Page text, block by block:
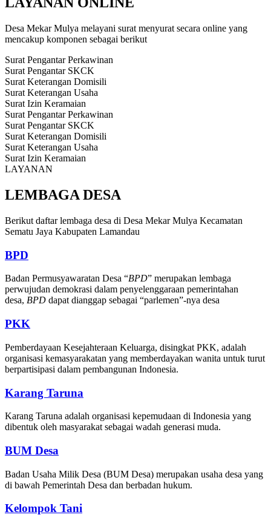
Desa Mekar Mulya melayani surat menyurat secara online yang
mencakup komponen sebagai berikut
Surat Pengantar Perkawinan
Surat Pengantar SKCK
Surat Keterangan Domisili
Surat Keterangan Usaha
Surat Izin Keramaian
Surat Pengantar Perkawinan
Surat Pengantar SKCK
Surat Keterangan Domisili
Surat Keterangan Usaha
Surat Izin Keramaian
LAYANAN
LEMBAGA DESA
Berikut daftar lembaga desa di Desa Mekar Mulya Kecamatan
Sematu Jaya Kabupaten Lamandau
BPD
Badan Permusyawaratan Desa “BPD” merupakan lembaga
perwujudan demokrasi dalam penyelenggaraan pemerintahan
desa, BPD dapat dianggap sebagai “parlemen”-nya desa
PKK
Pemberdayaan Kesejahteraan Keluarga, disingkat PKK, adalah
organisasi kemasyarakatan yang memberdayakan wanita untuk turut
berpartisipasi dalam pembangunan Indonesia.
Karang Taruna
Karang Taruna adalah organisasi kepemudaan di Indonesia yang
dibentuk oleh masyarakat sebagai wadah generasi muda.
BUM Desa
Badan Usaha Milik Desa (BUM Desa) merupakan usaha desa yang
di bawah Pemerintah Desa dan berbadan hukum.
Kelompok Tani